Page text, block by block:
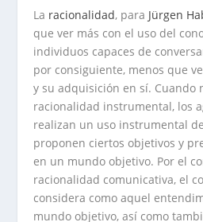
La racionalidad, para Jürgen
que ver más con el uso del
individuos capaces de
por consiguiente, menos que
y su adquisición en sí. Cuando
racionalidad instrumental, los
realizan un uso instrumental
proponen ciertos objetivos y
en un mundo objetivo. Por el
racionalidad comunicativa, el
considera como aquel
mundo objetivo, así como